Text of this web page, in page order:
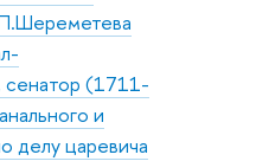
сенатор (1711-
и
делу царевича